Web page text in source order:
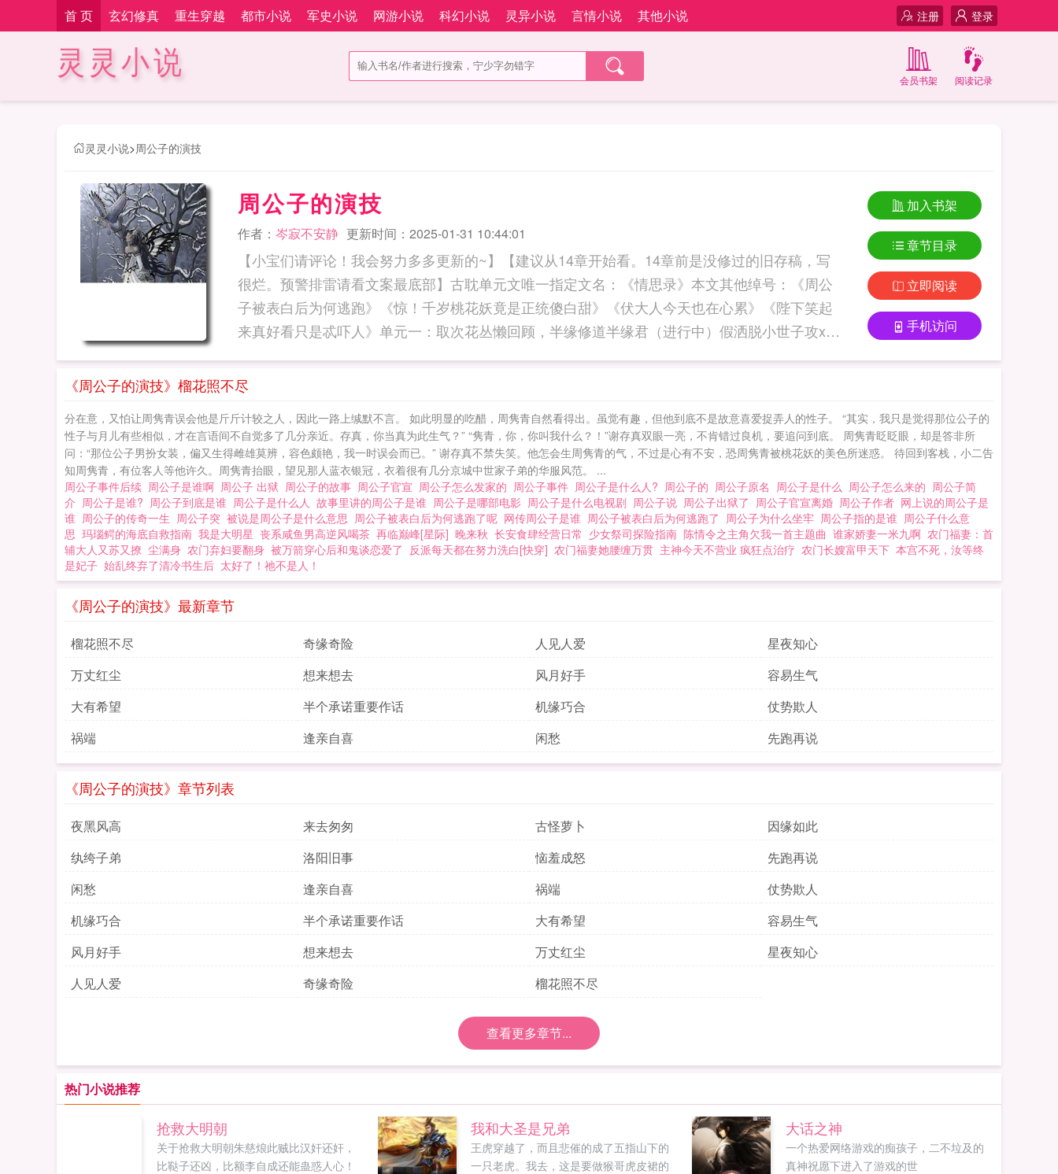
首 页 玄幻修真 重生穿越 都市小说 军史小说 网游小说 科幻小说 灵异小说 言情小说 其他小说 登录
注册
灵灵小说 阅读记录
会员书架
灵灵小说>周公子的演技
周公子的演技
作者： 岑寂不安静 更新时间：2025-01-31 10:44:01
【小宝们请评论！我会努力多多更新的~】【建议从14章开始看。14章前是没修过的旧存稿，写
很烂。预警排雷请看文案最底部】古耽单元文唯一指定文名：《情思录》本文其他绰号：《周公
子被表白后为何逃跑》《惊！千岁桃花妖竟是正统傻白甜》《伏大人今天也在心累》《陛下笑起
来真好看只是忒吓人》单元一：取次花丛懒回顾，半缘修道半缘君（进行中）假洒脱小世子攻x伪
见如故，本想以厚礼答谢顺便交个朋友，对方却宣称曾经不慎轻薄了他，出手相救是为赔罪，更
中好手，偏对“情”字一窍不通。他以为轻薄了周公子便应当负责到底，不承想人家根本不愿让他负
责。怪哉，究竟是周公子脸皮薄口是心非，还是自己的诚意不够？谢道长思考着是否要先备上聘
礼。周隽青x谢存真。帅攻帅受，小周是年下1（除年龄差外感觉无雷，非要说的话小周不算完全
的好人。攻受为彼此初恋）单元二：去年今日此门中，人面桃花相映红（待写）天真烂漫桃花妖
攻x狂打直球富家少爷受桃蓁x崔秉虔。美攻帅受，小桃是攻＊算排雷？—攻受相处中含轻微泥塑
攻，弱攻美攻。请了解“泥塑”含义后再选择阅读与否。无素股/反攻情节（后面单元的人设较炸
裂，暂不贴，写到再放）——下为部分可能存在的【排雷/预警】1.修文频繁。垃圾叙事文笔差，
欢迎捉虫（感情线写的超烂没开玩笑）2.此古耽不适合洁党看，不适合在意洁不洁的人看（如果
禁恶意辱骂吵架，禁梦攻梦受，梦任何有明确cp的配角也不行；体位有意义，无任何反攻可能。
周公子的传奇一生 周公子是什么电视剧 岑寂不安静
加入书架
章节目录
立即阅读
手机访问
《周公子的演技》榴花照不尽
分在意，又怕让周隽青误会他是斤斤计较之人，因此一路上缄默不言。 如此明显的吃醋，周隽青自然看得出。虽觉有趣，但他到底不是故意喜爱捉弄人的性子。 “其实，我只是觉得那位公子的
性子与月儿有些相似，才在言语间不自觉多了几分亲近。存真，你当真为此生气？” “隽青，你，你叫我什么？！”谢存真双眼一亮，不肯错过良机，要追问到底。 周隽青眨眨眼，却是答非所
问：“那位公子男扮女装，偏又生得雌雄莫辨，容色颇艳，我一时误会而已。” 谢存真不禁失笑。他怎会生周隽青的气，不过是心有不安，恐周隽青被桃花妖的美色所迷惑。 待回到客栈，小二告
知周隽青，有位客人等他许久。周隽青抬眼，望见那人蓝衣银冠，衣着很有几分京城中世家子弟的华服风范。 ...
周公子事件后续 周公子是谁啊 周公子 出狱 周公子的故事 周公子官宣 周公子怎么发家的 周公子事件 周公子是什么人? 周公子的 周公子原名 周公子是什么 周公子怎么来的 周公子简
介 周公子是谁? 周公子到底是谁 周公子是什么人 故事里讲的周公子是谁 周公子是哪部电影 周公子是什么电视剧 周公子说 周公子出狱了 周公子官宣离婚 周公子作者 网上说的周公子是
谁 周公子的传奇一生 周公子突 被说是周公子是什么意思 周公子被表白后为何逃跑了呢 网传周公子是谁 周公子被表白后为何逃跑了 周公子为什么坐牢 周公子指的是谁 周公子什么意
思 玛瑙鳄的海底自救指南 我是大明星 丧系咸鱼男高逆风喝茶 再临巅峰[星际] 晚来秋 长安食肆经营日常 少女祭司探险指南 陈情令之主角欠我一首主题曲 谁家娇妻一米九啊 农门福妻：首
辅大人又苏又撩 尘满身 农门弃妇要翻身 被万箭穿心后和鬼谈恋爱了 反派每天都在努力洗白[快穿] 农门福妻她腰缠万贯 主神今天不营业 疯狂点治疗 农门长嫂富甲天下 本宫不死，汝等终
是妃子 始乱终弃了清冷书生后 太好了！祂不是人！
《周公子的演技》最新章节
榴花照不尽 奇缘奇险 人见人爱
星夜知心
万丈红尘
想来想去 风月好手
容易生气
大有希望
半个承诺重要作话 机缘巧合
仗势欺人
祸端
逢亲自喜 闲愁 先跑再说
《周公子的演技》章节列表
夜黑风高 来去匆匆 古怪萝卜
因缘如此
纨绔子弟
洛阳旧事 恼羞成怒
先跑再说
闲愁
逢亲自喜 祸端
仗势欺人
机缘巧合
半个承诺重要作话 大有希望
容易生气
风月好手
想来想去 万丈红尘
星夜知心
人见人爱
奇缘奇险 榴花照不尽
查看更多章节...
热门小说推荐
抢救大明朝
关于抢救大明朝朱慈烺此贼比汉奸还奸，
比鞑子还凶，比额李自成还能蛊惑人心！
我和大圣是兄弟
王虎穿越了，而且悲催的成了五指山下的
一只老虎。我去，这是要做猴哥虎皮裙的
大话之神
一个热爱网络游戏的痴孩子，二不垃及的
真神祝愿下进入了游戏的世